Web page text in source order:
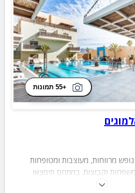
+55 תמונות
3 דירות נופש מרווחות, מעוצבות ומטופחות
וקבוצות. במתחם תימצאו
ומחוממת המוקפת פינות ישיבה